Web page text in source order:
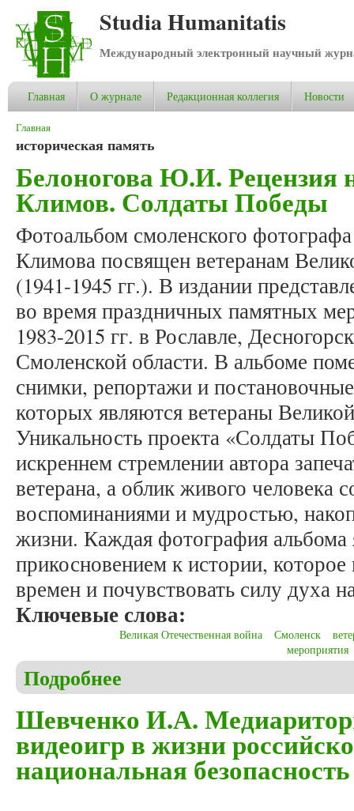
Studia Humanitatis
Международный электронный научный
Главная О журнале Редакционная коллегия Новости
Вы здесь
Главная
историческая память
Белоногова Ю.И. Рецензия
Климов. Солдаты Победы
Фотоальбом смоленского
Климова посвящен ветеранам
(1941-1945 гг.). В издании
во время праздничных памятных
1983-2015 гг. в Рославле,
Смоленской области. В альбоме
снимки, репортажи и
которых являются ветераны
Уникальность проекта «Солдаты
искреннем стремлении автора
ветерана, а облик живого человека
воспоминаниями и мудростью,
жизни. Каждая фотография
прикосновением к истории,
времен и почувствовать силу духа
Ключевые слова:
Великая Отечественная война Смоленск
мероприятия
Подробнее
Шевченко И.А.
видеоигр в жизни
национальная